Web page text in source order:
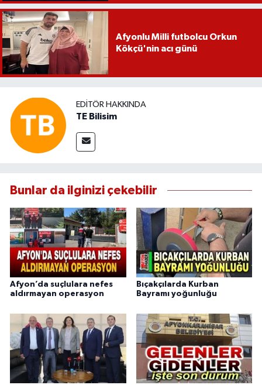
Afyonlu Milli futbolcu Orkun
Kökçü'nin acı günü
EDITÖR HAKKINDA
TE Bilisim
Bunlar da ilginizi çekebilir
Afyon’da suçlulara nefes
aldırmayan operasyon
Bıçakçılarda Kurban
Bayramı yoğunluğu